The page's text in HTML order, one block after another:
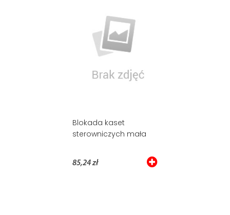
Blokada kaset
sterowniczych mała
85,24 zł